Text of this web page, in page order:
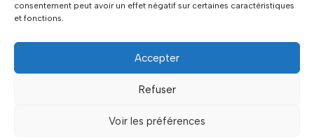
consentement peut avoir un effet négatif sur certaines caractéristiques
et fonctions.
Accepter
Refuser
Voir les préférences
©2026
Politique de Confidentialité..Mentions Légales..